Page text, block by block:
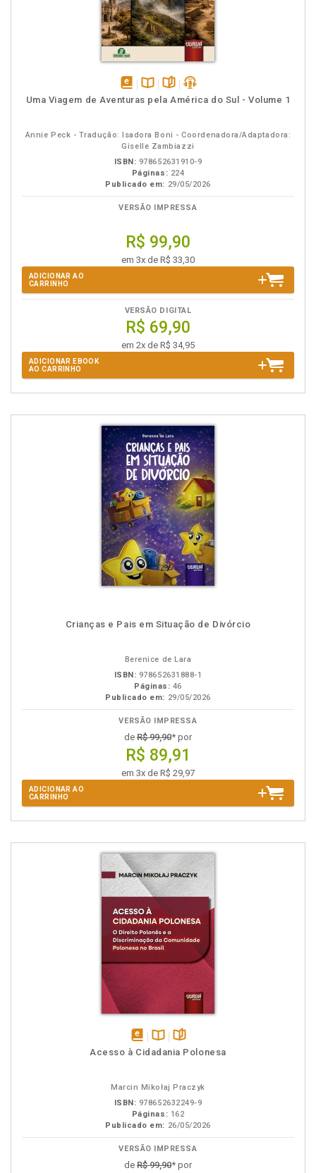
disponívelDisponível
páginaspodcast
Uma Viagem de Aventuras pela América do Sul - Volume 1
Annie Peck - Tradução: Isadora Boni - Coordenadora/Adaptadora:
Giselle Zambiazzi
ISBN: 978652631910-9
Páginas: 224
Publicado em: 29/05/2026
VERSÃO IMPRESSA
R$ 99,90
em 3x de R$ 33,30
ADICIONAR AO
CARRINHO
VERSÃO DIGITAL
R$ 69,90
em 2x de R$ 34,95
ADICIONAR EBOOK
AO CARRINHO
Crianças e Pais em Situação de Divórcio
Berenice de Lara
ISBN: 978652631888-1
Páginas: 46
Publicado em: 29/05/2026
VERSÃO IMPRESSA
de R$ 99,90* por
R$ 89,91
em 3x de R$ 29,97
ADICIONAR AO
CARRINHO
disponívelDisponível
páginas
Acesso à Cidadania Polonesa
Marcin Mikołaj Praczyk
ISBN: 978652632249-9
Páginas: 162
Publicado em: 26/05/2026
VERSÃO IMPRESSA
de R$ 99,90* por